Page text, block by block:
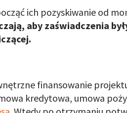
ich pozyskiwanie od
aby zaświadczenia
finansowanie
kredytowa, umowa